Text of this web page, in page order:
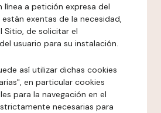
línea a petición expresa del
exentas de la necesidad,
Sitio, de solicitar el
usuario para su instalación.
así utilizar dichas cookies
en particular cookies
para la navegación en el
necesarias para